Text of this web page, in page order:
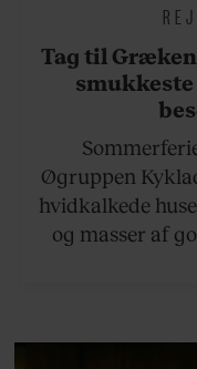
Tag til
smukkeste
Øgruppen
hvidkalkede
og masser af